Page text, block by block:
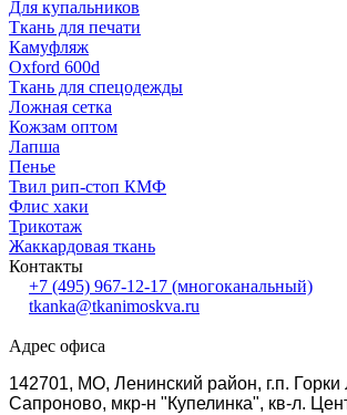
Для купальников
Ткань для печати
Камуфляж
Oxford 600d
Ткань для спецодежды
Ложная сетка
Кожзам оптом
Лапша
Пенье
Твил рип-стоп КМФ
Флис хаки
Трикотаж
Жаккардовая ткань
Контакты
+7 (495) 967-12-17 (многоканальный)
tkanka@tkanimoskva.ru
Адрес офиса
142701, МО, Ленинский район, г.п. Горки
Сапроново, мкр-н "Купелинка", кв-л.